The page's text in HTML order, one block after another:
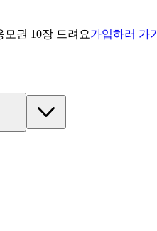
모권 10장 드려요가입하러 가기